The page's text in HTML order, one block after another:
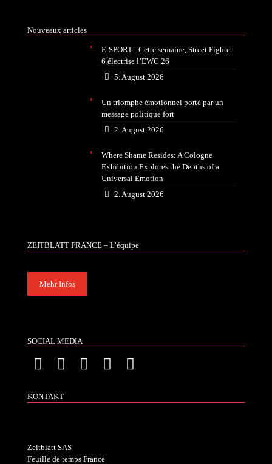
Nouveaux articles
E-SPORT : Cette semaine, Street Fighter
6 électrise l’EWC 26
5. August 2026
Un triomphe émotionnel porté par un
message politique fort
2. August 2026
Where Shame Resides: A Cologne
Exhibition Explores the Depths of a
Universal Emotion
2. August 2026
ZEITBLATT FRANCE – L’équipe
Mehr Infos
SOCIAL MEDIA
KONTAKT
Zeitblatt SAS
Feuille de temps France